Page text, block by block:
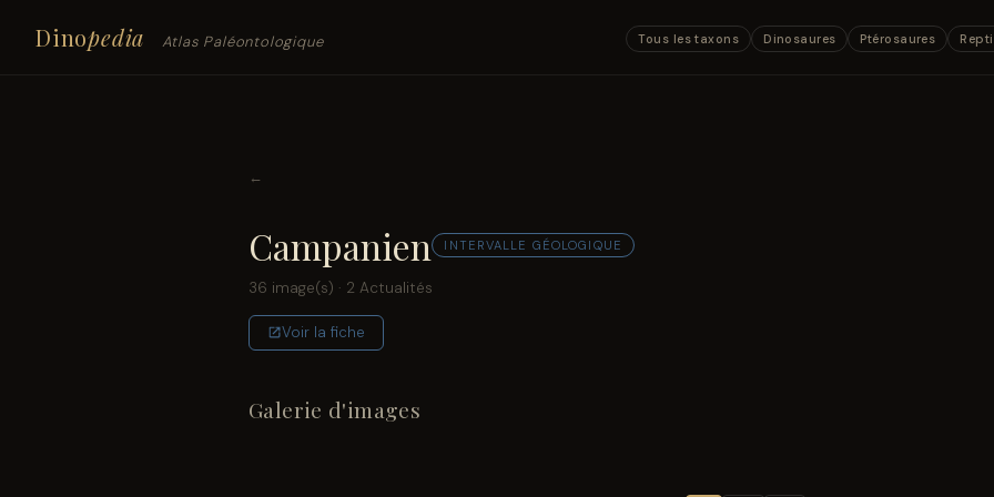
Dinopedia Atlas Paléontologique Tous les taxons Dinosaures Ptérosaures
←
Campanien INTERVALLE GÉOLOGIQUE
36 image(s) · 2 Actualités
Voir la fiche
Galerie d'images